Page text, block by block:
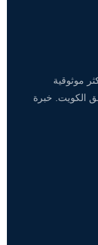
موثوقية
الكويت. خبرة